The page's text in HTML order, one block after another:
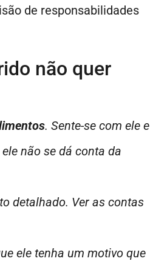
de responsabilidades
não quer
. Sente-se com ele e
não se dá conta da
detalhado. Ver as contas
ele tenha um motivo que